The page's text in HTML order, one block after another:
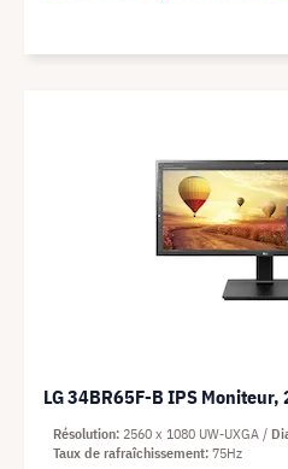
LG 34BR65F-B IPS
Résolution 2560 x 1080 UW-UXGA
Taux de rafraîchissement 75Hz